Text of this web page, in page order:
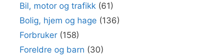
Bil, motor og trafikk (61)
Bolig, hjem og hage (136)
Forbruker (158)
Foreldre og barn (30)